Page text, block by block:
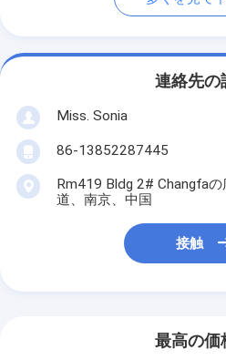
連絡先の
Miss. Sonia
86-13852287445
Rm419 Bldg 2# Changfa
道、南京、中国
接触
最高の価